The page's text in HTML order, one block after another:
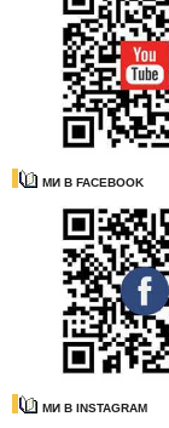
МИ В FACEBOOK
МИ В INSTAGRAM